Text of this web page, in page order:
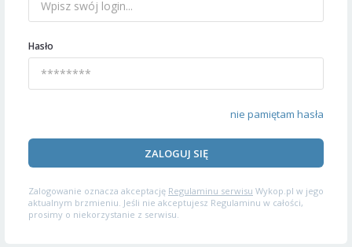
Hasło
nie pamiętam hasła
ZALOGUJ SIĘ
Zalogowanie oznacza akceptację Regulaminu serwisu Wykop.pl w jego
aktualnym brzmieniu. Jeśli nie akceptujesz Regulaminu w całości,
prosimy o niekorzystanie z serwisu.